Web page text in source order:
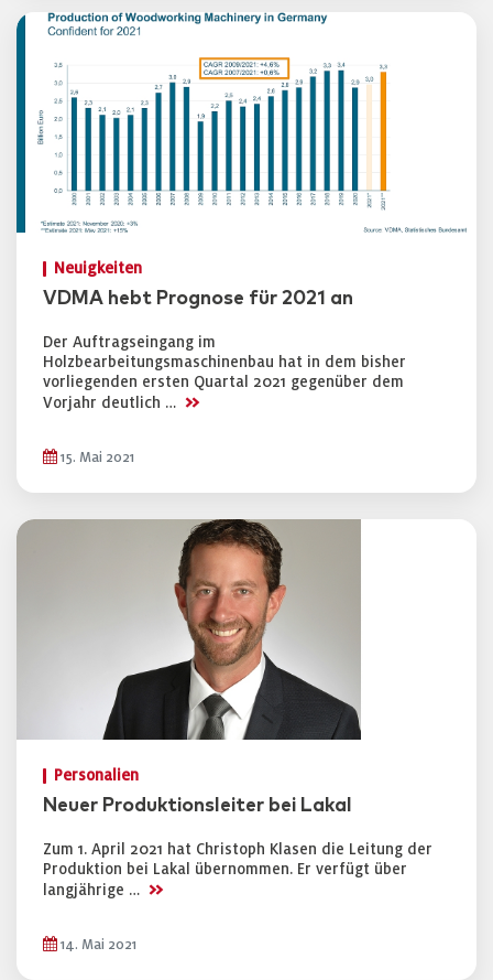
Neuigkeiten
VDMA hebt Prognose für 2021 an
Der Auftragseingang im
Holzbearbeitungsmaschinenbau hat in dem bisher
vorliegenden ersten Quartal 2021 gegenüber dem
Vorjahr deutlich … >>
15. Mai 2021
Personalien
Neuer Produktionsleiter bei Lakal
Zum 1. April 2021 hat Christoph Klasen die Leitung der
Produktion bei Lakal übernommen. Er verfügt über
langjährige … >>
14. Mai 2021